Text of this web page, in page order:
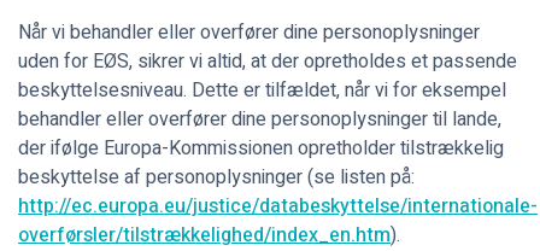
Når vi behandler eller overfører dine personoplysninger
uden for EØS, sikrer vi altid, at der opretholdes et passende
beskyttelsesniveau. Dette er tilfældet, når vi for eksempel
behandler eller overfører dine personoplysninger til lande,
der ifølge Europa-Kommissionen opretholder tilstrækkelig
beskyttelse af personoplysninger (se listen på:
http://ec.europa.eu/justice/databeskyttelse/internationale-
overførsler/tilstrækkelighed/index_en.htm).